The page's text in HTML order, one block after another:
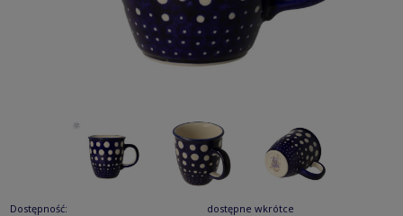
Dostępność: dostępne wkrótce